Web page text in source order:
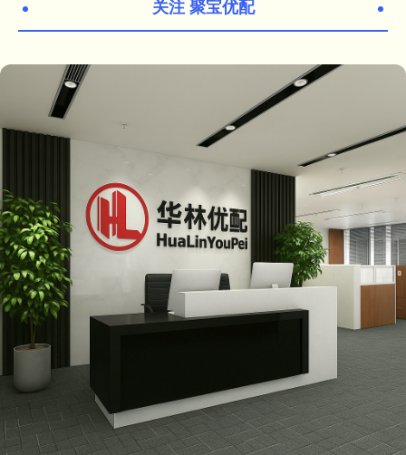
关注 聚宝优配